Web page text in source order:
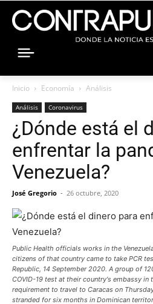
Inicio Economía Análisis
Análisis Coronavirus
¿Dónde está el
enfrentar la
Venezuela?
José Gregorio - 26 octubre, 2020
Public Health officials works in the
citizens of that country came to take PCR
Republic, 14 September 2020. A group of
COVID-19 test at their country's embassy in
requirement to travel to Caracas on
stranded for six months in Dominican